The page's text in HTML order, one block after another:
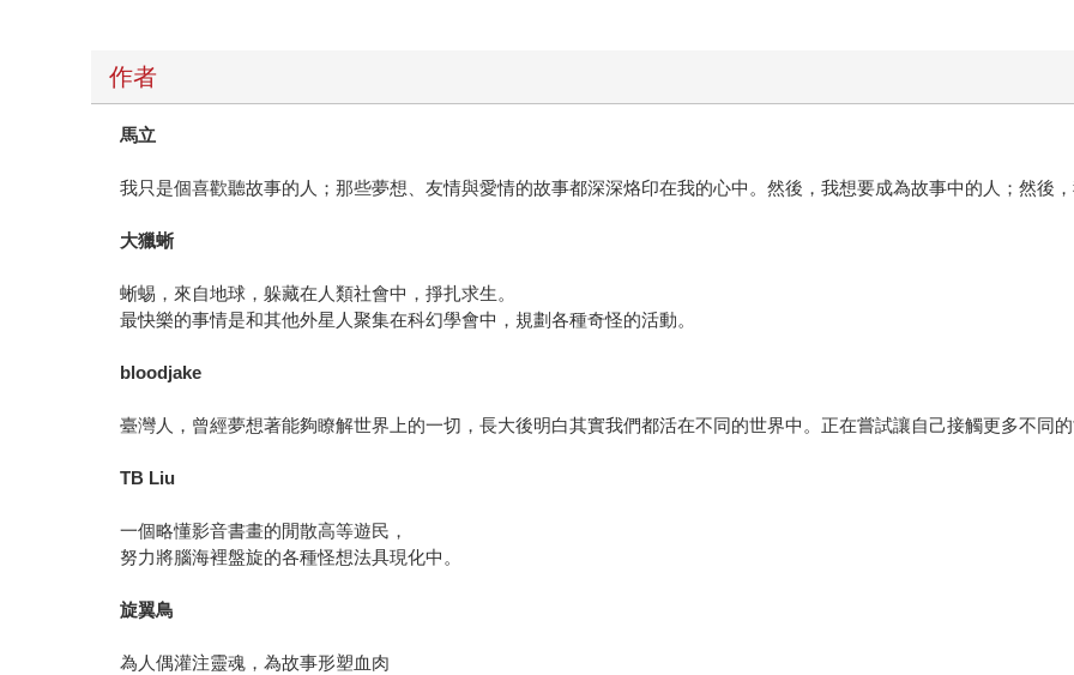
作者
馬立
我只是個喜歡聽故事的人；那些夢想、友情與愛情的故事都深深烙印在我的心中。然後，我想要成為故事中的人；然後
大獵蜥
蜥蜴，來自地球，躲藏在人類社會中，掙扎求生。
最快樂的事情是和其他外星人聚集在科幻學會中，規劃各種奇怪的活動。
bloodjake
臺灣人，曾經夢想著能夠瞭解世界上的一切，長大後明白其實我們都活在不同的世界中。正在嘗試讓自己接觸更多不同
TB Liu
一個略懂影音書畫的閒散高等遊民，
努力將腦海裡盤旋的各種怪想法具現化中。
旋翼鳥
為人偶灌注靈魂，為故事形塑血肉